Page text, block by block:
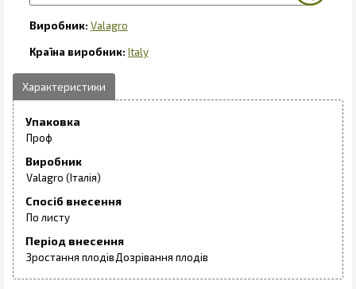
Valagro
Italy
Упаковка
Проф
Виробник
Valagro (Італія)
Спосіб внесення
По листу
Період внесення
Зростання плодівДозрівання плодів